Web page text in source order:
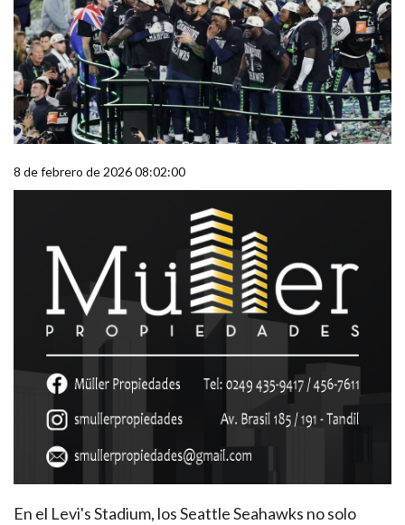
8 de febrero de 2026 08:02:00
En el Levi's Stadium, los Seattle Seahawks no solo